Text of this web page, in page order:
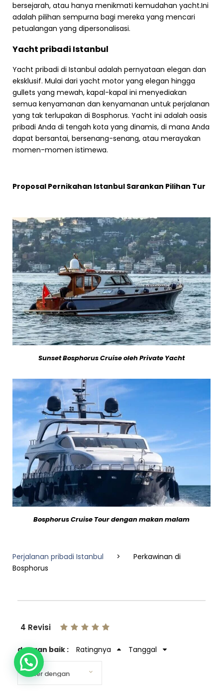
bersejarah, atau hanya menikmati kemudahan yacht.Ini
adalah pilihan sempurna bagi mereka yang mencari
petualangan yang dipersonalisasi.
Yacht pribadi Istanbul
Yacht pribadi di Istanbul adalah pernyataan elegan dan
eksklusif. Mulai dari yacht motor yang elegan hingga
gullets yang mewah, kapal-kapal ini menyediakan
semua kenyamanan dan kenyamanan untuk perjalanan
yang tak terlupakan di Bosphorus. Yacht ini adalah oasis
pribadi Anda di tengah kota yang dinamis, di mana Anda
dapat bersantai, bersenang-senang, atau merayakan
momen-momen istimewa.
Proposal Pernikahan Istanbul Sarankan Pilihan Tur
Sunset Bosphorus Cruise oleh Private Yacht
Bosphorus Cruise Tour dengan makan malam
Perjalanan pribadi Istanbul >
Perkawinan di
Bosphorus
4 Revisi
dengan baik : Ratingnya Tanggal